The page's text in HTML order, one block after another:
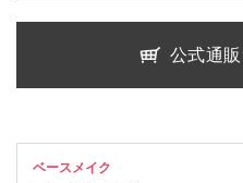
公式通
ベースメイク